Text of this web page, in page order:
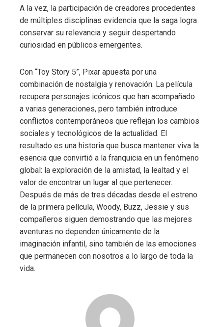
A la vez, la participación de creadores procedentes
de múltiples disciplinas evidencia que la saga logra
conservar su relevancia y seguir despertando
curiosidad en públicos emergentes.
Con “Toy Story 5”, Pixar apuesta por una
combinación de nostalgia y renovación. La película
recupera personajes icónicos que han acompañado
a varias generaciones, pero también introduce
conflictos contemporáneos que reflejan los cambios
sociales y tecnológicos de la actualidad. El
resultado es una historia que busca mantener viva la
esencia que convirtió a la franquicia en un fenómeno
global: la exploración de la amistad, la lealtad y el
valor de encontrar un lugar al que pertenecer.
Después de más de tres décadas desde el estreno
de la primera película, Woody, Buzz, Jessie y sus
compañeros siguen demostrando que las mejores
aventuras no dependen únicamente de la
imaginación infantil, sino también de las emociones
que permanecen con nosotros a lo largo de toda la
vida.